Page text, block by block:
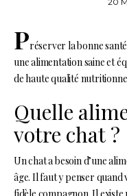
Préserver la bonne
une alimentation saine et
de haute qualité
Quelle
votre chat ?
Un chat a besoin d’une
âge. Il faut y penser